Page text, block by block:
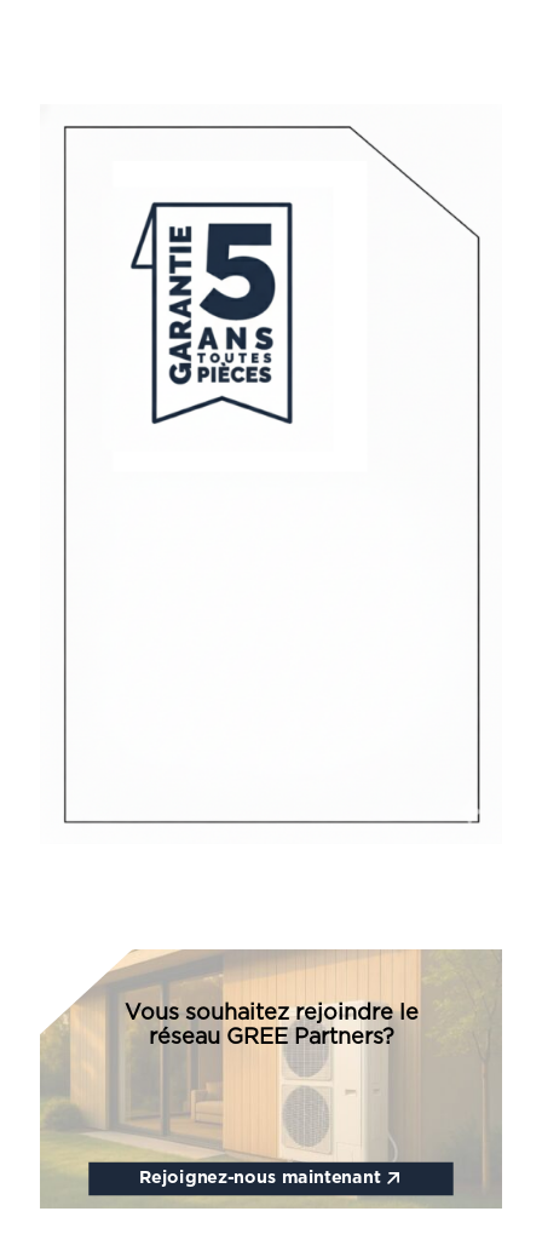
Rejoignez-nous maintenant
Vous souhaitez rejoindre le
réseau GREE Partners?